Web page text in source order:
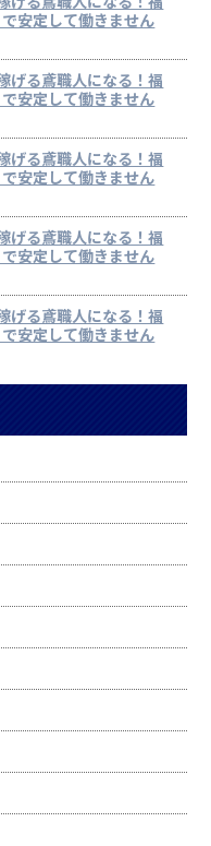
安定して働きません
げる鳶職人になる！福
安定して働きません
げる鳶職人になる！福
安定して働きません
げる鳶職人になる！福
安定して働きません
げる鳶職人になる！福
安定して働きません